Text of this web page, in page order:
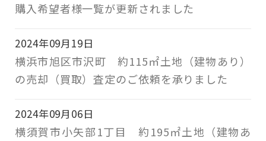
購入希望者様一覧が更新されました
2024年09月19日
横浜市旭区市沢町 約115㎡土地（建物あり）
の売却（買取）査定のご依頼を承りました
2024年09月06日
横須賀市小矢部1丁目 約195㎡土地（建物あ